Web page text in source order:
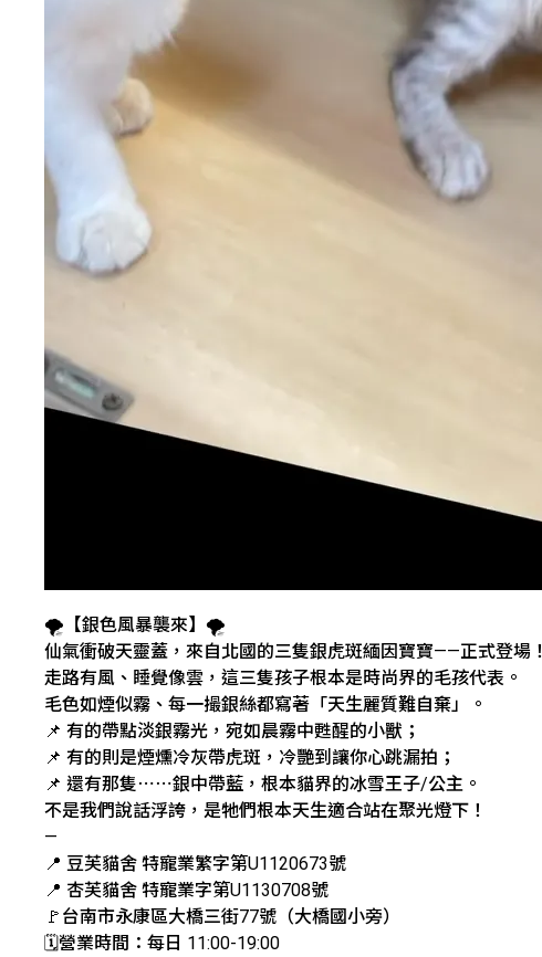
🌪️【銀色風暴襲來】🌪️
仙氣衝破天靈蓋，來自北國的三隻銀虎斑緬因寶寶——正式登場！
走路有風、睡覺像雲，這三隻孩子根本是時尚界的毛孩代表。
毛色如煙似霧、每一撮銀絲都寫著「天生麗質難自棄」。
📌 有的帶點淡銀霧光，宛如晨霧中甦醒的小獸；
📌 有的則是煙燻冷灰帶虎斑，冷艷到讓你心跳漏拍；
📌 還有那隻⋯⋯銀中帶藍，根本貓界的冰雪王子/公主。
不是我們說話浮誇，是牠們根本天生適合站在聚光燈下！
—
📍 豆芙貓舍 特寵業繁字第U1120673號
📍 杏芙貓舍 特寵業字第U1130708號
🚩台南市永康區大橋三街77號（大橋國小旁）
🗓️營業時間：每日 11:00-19:00